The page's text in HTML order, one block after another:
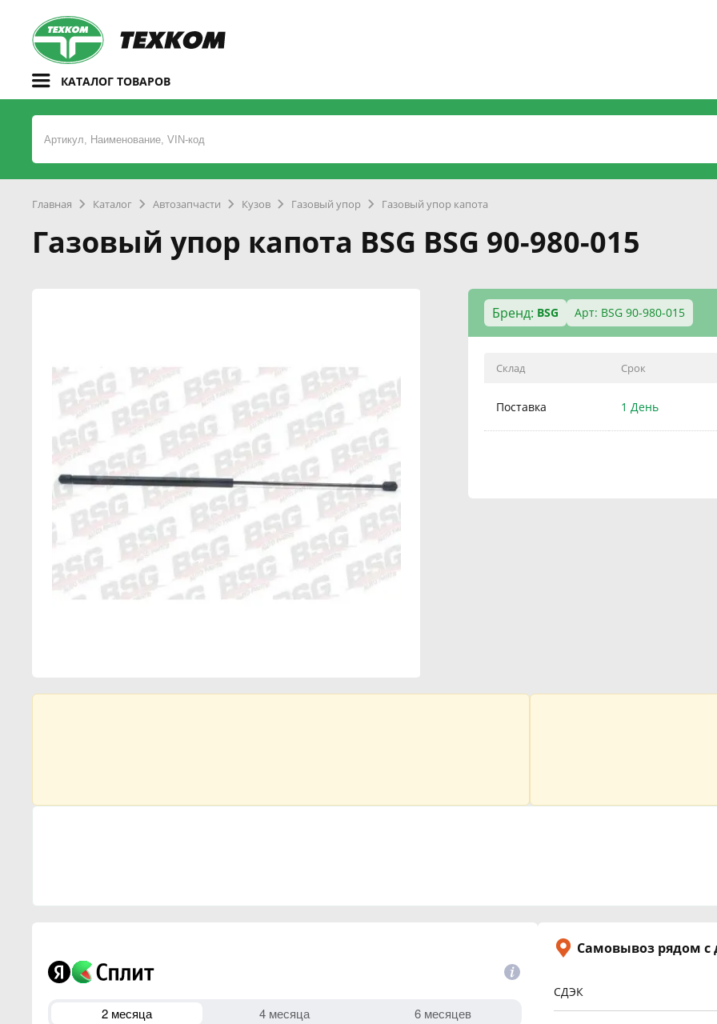
КАТАЛОГ ТОВАРОВ
Главная Каталог Автозапчасти Кузов Газовый упор Газовый упор капота
Газовый упор капота BSG BSG 90-980-015
Бренд: BSG Арт: BSG 90-980-015
Склад Срок
Поставка 1 День
Самовывоз рядом
СДЭК